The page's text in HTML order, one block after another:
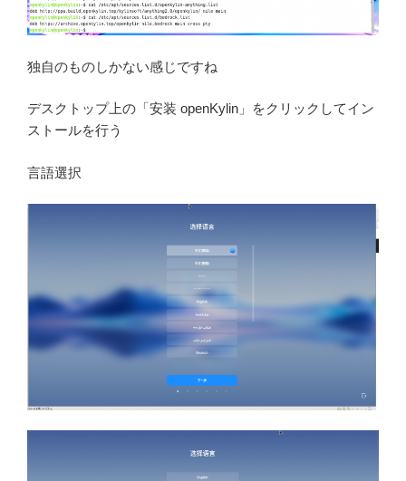
独自のものしかない感じですね
デスクトップ上の「安装 openKylin」をクリックしてイン
ストールを行う
言語選択